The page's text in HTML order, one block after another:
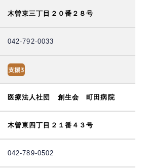
木曽東三丁目２０番２８号
042-792-0033
医療法人社団 創生会 町田病院
木曽東四丁目２１番４３号
042-789-0502